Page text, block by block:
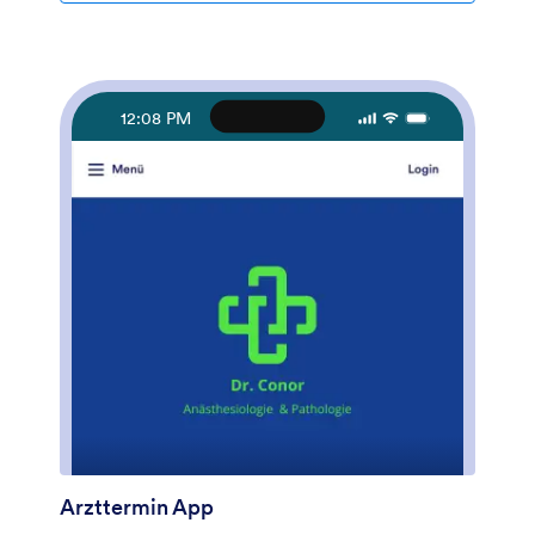
Es ist ganz einfach! Mit unserem Drag & Drop
Interface können Sie Formulare hinzufügen oder
ändern, Schriftarten und Farben wählen, Ihr Logo oder
der App aktualisieren und mehr — komplett ohne
Programmierkenntnisse. Danach können Sie den Link
wie Sie Produkte online verkaufen können und zeigen
Sie Ihre Produkte mit dieser kostenlosen und voll-
anpassbaren Produktkatalog App her!
12:08 PM
Arzttermin App